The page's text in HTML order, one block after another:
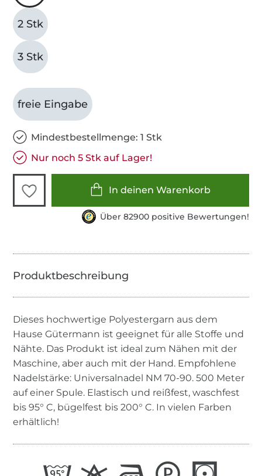
2 Stk
3 Stk
freie Eingabe
Mindestbestellmenge: 1 Stk
Nur noch 5 Stk auf Lager!
In deinen Warenkorb
Über 82900 positive Bewertungen!
Dieses hochwertige Polyestergarn aus dem
Hause Gütermann ist geeignet für alle Stoffe und
Nähte. Das Produkt ist ideal zum Nähen mit der
Maschine, aber auch mit der Hand. Empfohlene
Nadelstärke: Universalnadel NM 70-90. 500 Meter
auf einer Spule. Elastisch und reißfest, waschfest
bis 95° C, bügelfest bis 200° C. In vielen Farben
erhältlich!